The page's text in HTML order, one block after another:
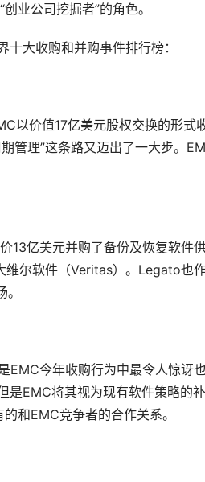
业公司挖掘者”的角色。
大收购和并购事件排行榜：
以价值17亿美元股权交换的形式
管理”这条路又迈出了一大步。
13亿美元并购了备份及恢复软件
维尔软件（Veritas）。Legato也
今年收购行为中最令人惊讶
EMC将其视为现有软件策略的
和EMC竞争者的合作关系。